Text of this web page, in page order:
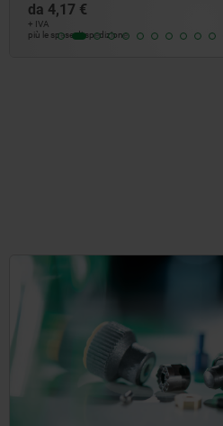
da19,71 €
più le spese di spedizione